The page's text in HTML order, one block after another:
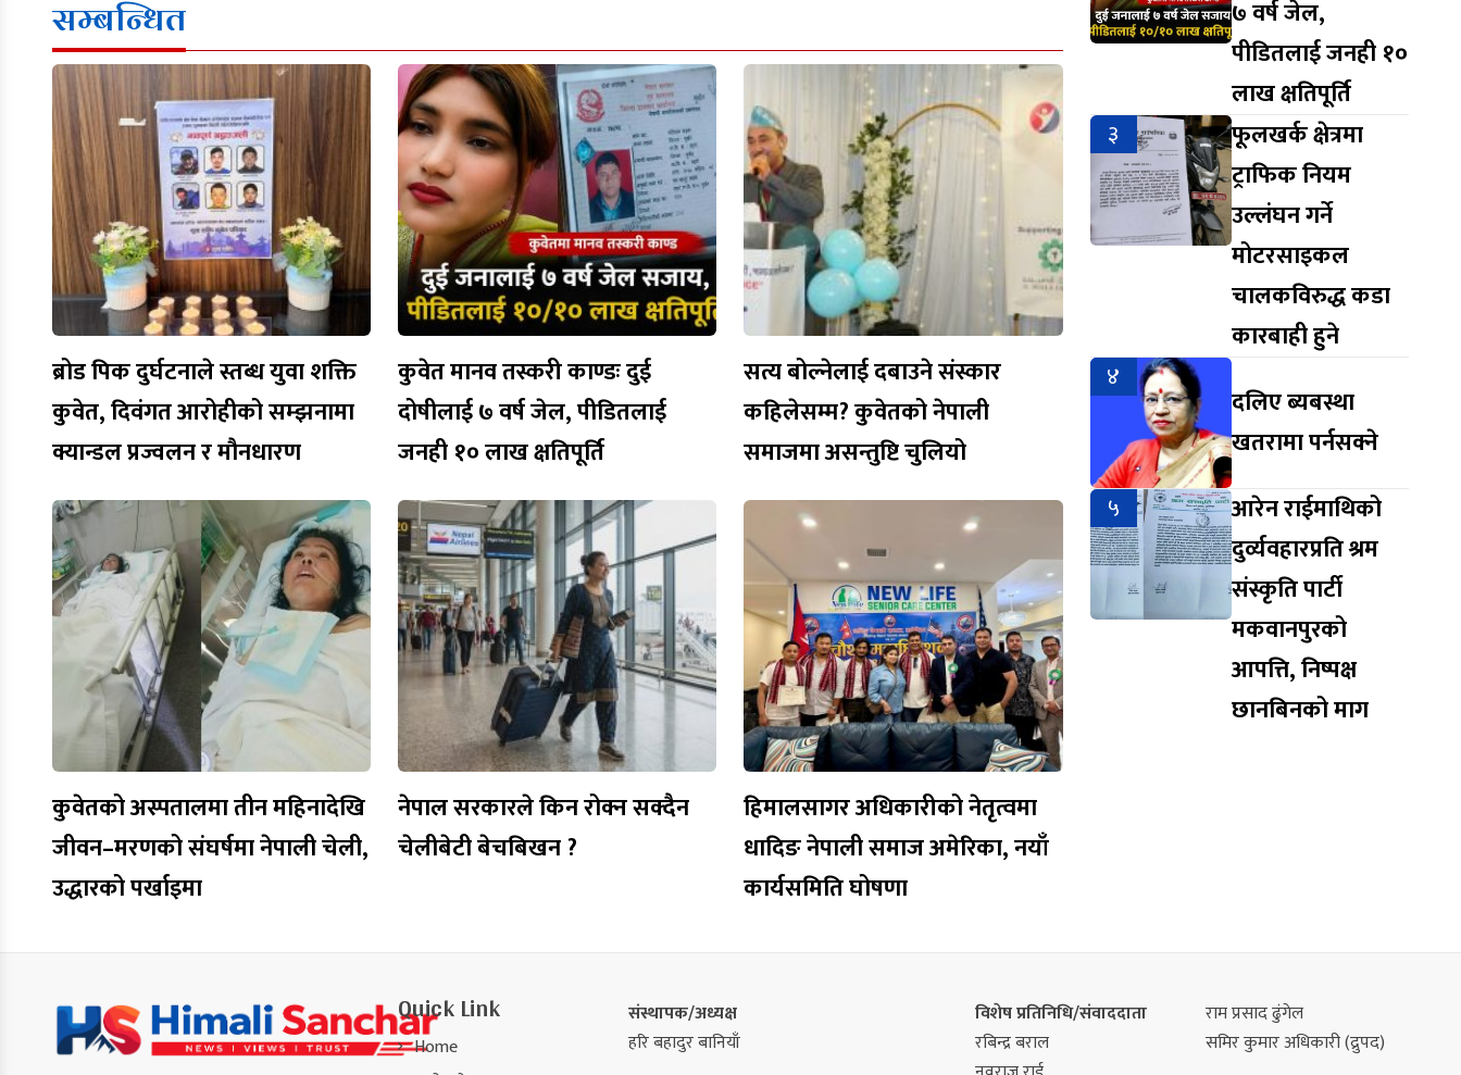
सम्बन्धित
ब्रोड पिक दुर्घटनाले स्तब्ध युवा शक्ति
कुवेत, दिवंगत आरोहीको सम्झनामा
क्यान्डल प्रज्वलन र मौनधारण
कुवेत मानव तस्करी काण्डः दुई
दोषीलाई ७ वर्ष जेल, पीडितलाई
जनही १० लाख क्षतिपूर्ति
सत्य बोल्नेलाई दबाउने संस्कार
कहिलेसम्म? कुवेतको नेपाली
समाजमा असन्तुष्टि चुलियो
कुवेतको अस्पतालमा तीन महिनादेखि
जीवन–मरणको संघर्षमा नेपाली चेली,
उद्धारको पर्खाइमा
नेपाल सरकारले किन रोक्न सक्दैन
चेलीबेटी बेचबिखन ?
हिमालसागर अधिकारीको नेतृत्वमा
धादिङ नेपाली समाज अमेरिका, नयाँ
कार्यसमिति घोषणा
७ वर्ष जेल,
पीडितलाई जनही १०
लाख क्षतिपूर्ति
३
फूलखर्क क्षेत्रमा
ट्राफिक नियम
उल्लंघन गर्ने
मोटरसाइकल
चालकविरुद्ध कडा
कारबाही हुने
४
दलिए ब्यबस्था
खतरामा पर्नसक्ने
५
आरेन राईमाथिको
दुर्व्यवहारप्रति श्रम
संस्कृति पार्टी
मकवानपुरको
आपत्ति, निष्पक्ष
छानबिनको माग
Quick Link
Home
संस्थापक/अध्यक्ष
हरि बहादुर बानियाँ
विशेष प्रतिनिधि/संवाददाता
रबिन्द्र बराल
राम प्रसाद ढुंगेल
समिर कुमार अधिकारी (द्रुपद)